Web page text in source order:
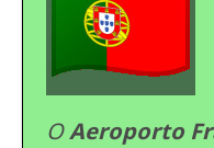
OAeroporto